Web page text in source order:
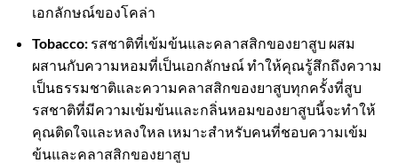
เอกลักษณ์ของโคล่า
Tobacco:รสชาติที่เข้มข้นและคลาสสิกของยาสูบ ผสม
ผสานกับความหอมที่เป็นเอกลักษณ์ ทำให้คุณรู้สึกถึงความ
เป็นธรรมชาติและความคลาสสิกของยาสูบทุกครั้งที่สูบ
รสชาติที่มีความเข้มข้นและกลิ่นหอมของยาสูบนี้จะทำให้
คุณติดใจและหลงใหล เหมาะสำหรับคนที่ชอบความเข้ม
ข้นและคลาสสิกของยาสูบ